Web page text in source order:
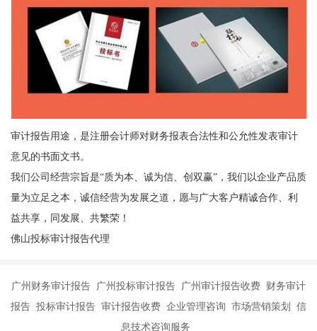
审计报告用途，是注册会计师对财务报表合法性和公允性发表审计
意见的书面文书。
我们公司经营宗旨是“质为本、诚为信、创双赢”，我们以企业产品质
量为立足之本，诚信经营为发展之道，愿与广大客户精诚合作、利
益共享，同发展、共繁荣！
佛山投标审计报告代理
广州财务审计报告 广州投标审计报告 广州审计报告收费 财务审计
报告 投标审计报告 审计报告收费 企业管理咨询 市场营销策划 信
息技术咨询服务